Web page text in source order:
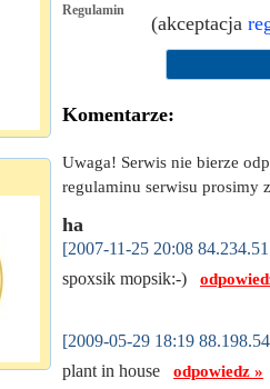
Regulamin
(akceptacja
Komentarze:
Uwaga! Serwis nie bierze
regulaminu serwisu prosimy
ha
[2007-11-25 20:08
spoxsik mopsik:-)
[2009-05-29 18:19
plant in house odpowiedz »